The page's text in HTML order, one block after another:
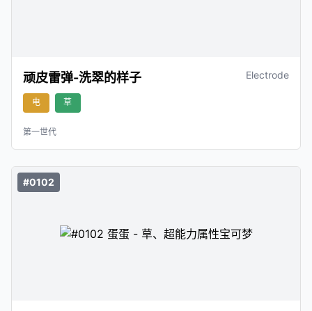
顽皮雷弹-洗翠的样子 Electrode
电 草
第一世代
#0102